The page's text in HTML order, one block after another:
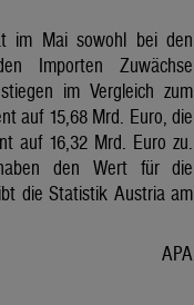
im Mai sowohl bei den
Importen Zuwächse
im Vergleich zum
auf 15,68 Mrd. Euro, die
auf 16,32 Mrd. Euro zu.
den Wert für die
die Statistik Austria am
APA